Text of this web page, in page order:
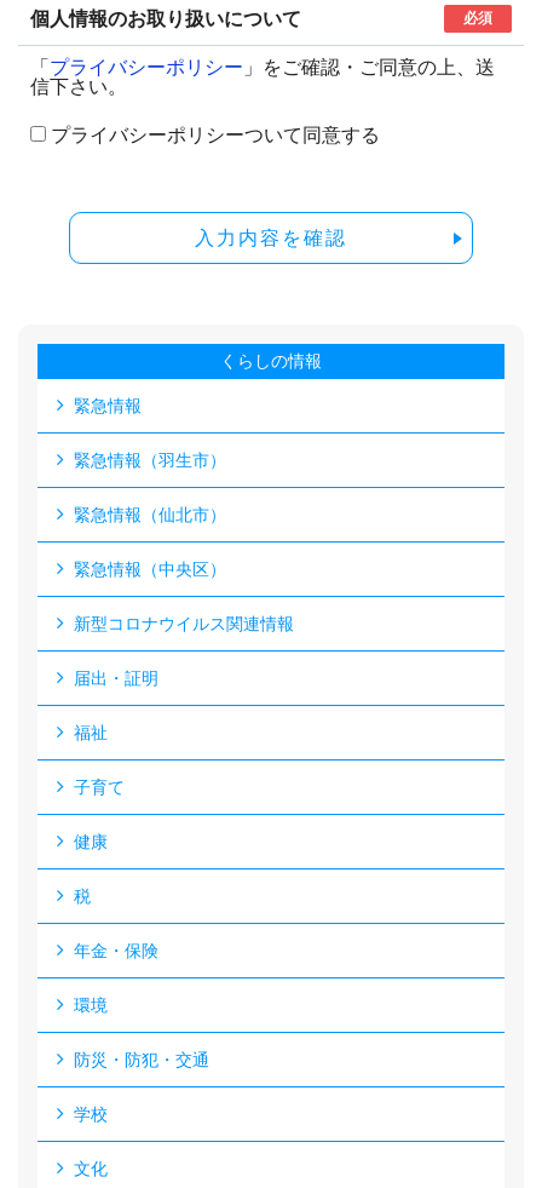
個人情報のお取り扱いについて 必須
「 プライバシーポリシー 」をご確認・ご同意の上、送
信下さい。
プライバシーポリシーついて同意する
入力内容を確認
くらしの情報
緊急情報
緊急情報（羽生市）
緊急情報（仙北市）
緊急情報（中央区）
新型コロナウイルス関連情報
届出・証明
福祉
子育て
健康
税
年金・保険
環境
防災・防犯・交通
学校
文化